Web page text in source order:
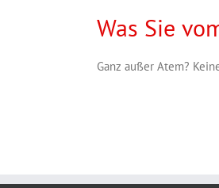
Was Sie
Ganz außer Atem?